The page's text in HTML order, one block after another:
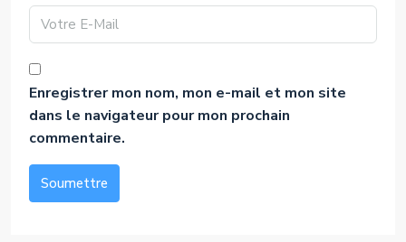
Enregistrer mon nom, mon e-mail et mon site
dans le navigateur pour mon prochain
commentaire.
Soumettre